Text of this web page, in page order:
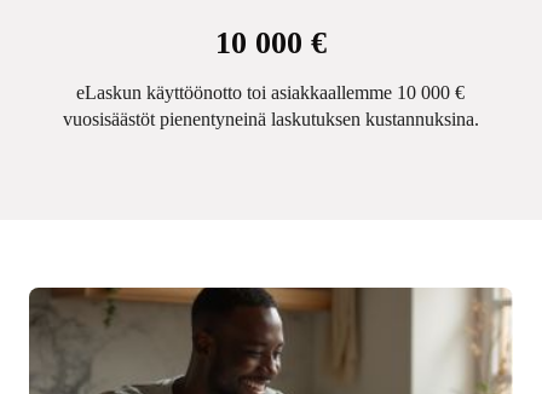
10 000 €
eLaskun käyttöönotto toi asiakkaallemme 10 000 €
vuosisäästöt pienentyneinä laskutuksen kustannuksina.